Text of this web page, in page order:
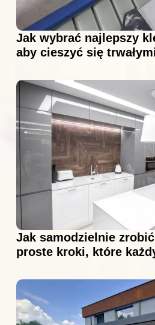
Jak wybrać najlepszy
aby cieszyć się
Jak samodzielnie
proste kroki, które